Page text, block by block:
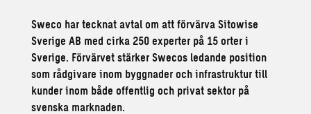
Sweco har tecknat avtal om att förvärva Sitowise
Sverige AB med cirka 250 experter på 15 orter i
Sverige. Förvärvet stärker Swecos ledande position
som rådgivare inom byggnader och infrastruktur till
kunder inom både offentlig och privat sektor på
svenska marknaden.